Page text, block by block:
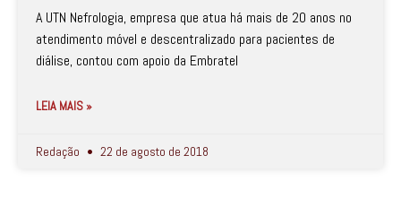
A UTN Nefrologia, empresa que atua há mais de 20 anos no
atendimento móvel e descentralizado para pacientes de
diálise, contou com apoio da Embratel
LEIA MAIS »
Redação 22 de agosto de 2018